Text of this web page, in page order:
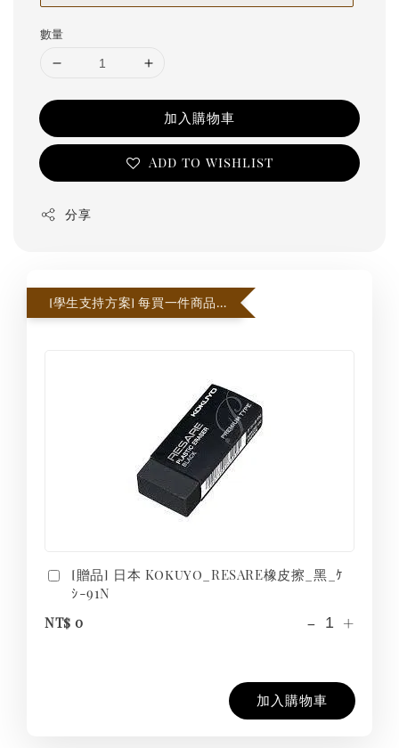
數量
加入購物車
Add to wishlist
分享
[學生支持方案] 每買一件商品即贈一個橡皮擦，每張訂單贈3個為限
[贈品] 日本 Kokuyo_RESARE橡皮擦_黑_ｹ
ｼ-91N
NT$ 0
- +
加入購物車